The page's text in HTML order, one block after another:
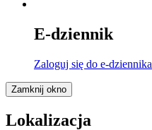
E-dziennik
Zaloguj się do e-dziennika
Zamknij okno
Lokalizacja